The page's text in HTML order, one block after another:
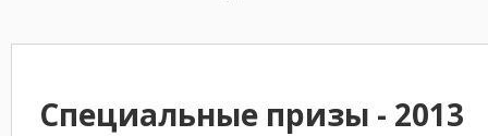
Специальные призы - 2013